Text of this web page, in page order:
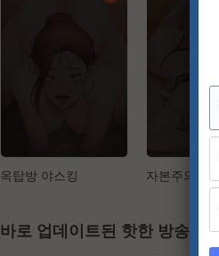
옥탑방 야스킹 자본주의 하렘
바로 업데이트된 핫한 방송